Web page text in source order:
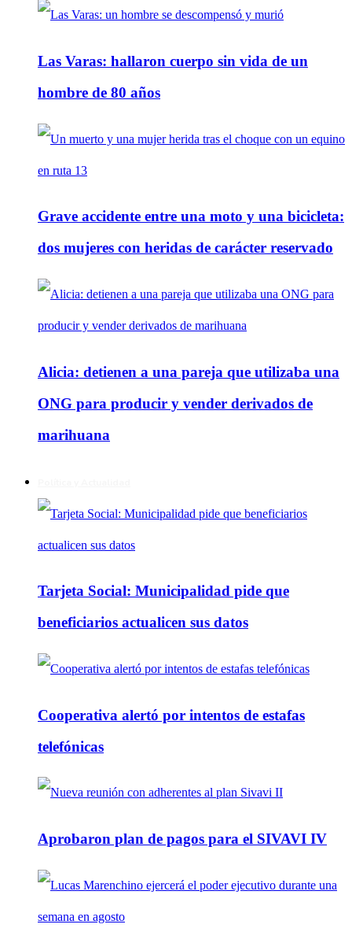
Las Varas: hallaron cuerpo sin vida de un
hombre de 80 años
Grave accidente entre una moto y una bicicleta:
dos mujeres con heridas de carácter reservado
Alicia: detienen a una pareja que utilizaba una
ONG para producir y vender derivados de
marihuana
Tarjeta Social: Municipalidad pide que
beneficiarios actualicen sus datos
Cooperativa alertó por intentos de estafas
telefónicas
Aprobaron plan de pagos para el SIVAVI IV